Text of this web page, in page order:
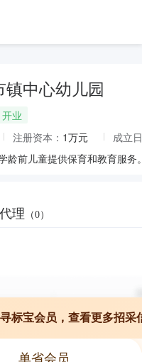
镇中心幼儿园
开业
注册资本： 1万元
成立
龄前儿童提供保育和教育服
代理 （0）
标宝会员，查看更多招采
单省会员